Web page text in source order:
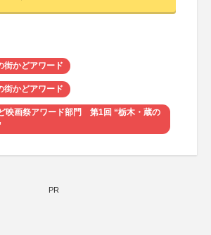
街かどアワード
街かどアワード
映画祭アワード部門 第1回 “栃木・蔵の
PR